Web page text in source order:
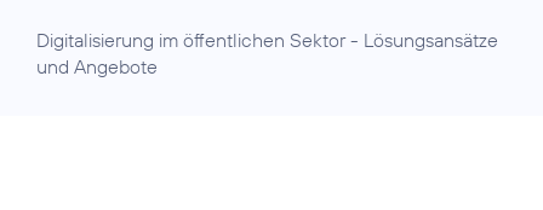
Digitalisierung im öffentlichen Sektor- Lösungsansätze
und Angebote